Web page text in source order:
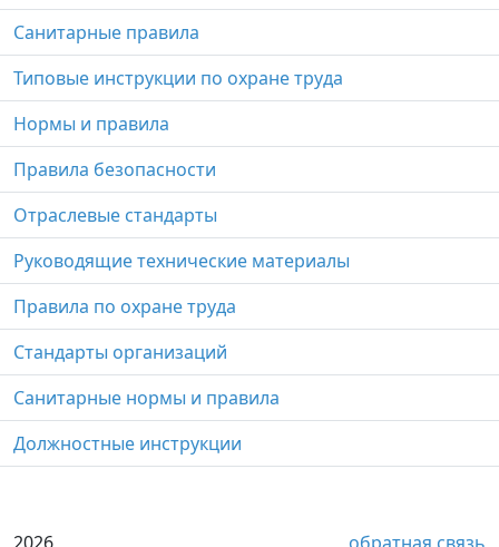
Санитарные правила
Типовые инструкции по охране труда
Нормы и правила
Правила безопасности
Отраслевые стандарты
Руководящие технические материалы
Правила по охране труда
Стандарты организаций
Санитарные нормы и правила
Должностные инструкции